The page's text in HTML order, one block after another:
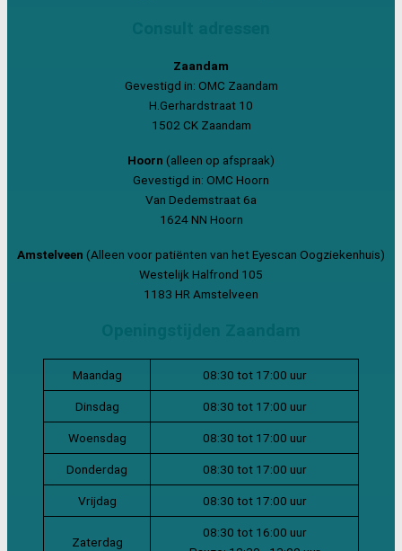
Zaandam
Gevestigd in: OMC Zaandam
H.Gerhardstraat 10
1502 CK Zaandam
Hoorn (alleen op afspraak)
Gevestigd in: OMC Hoorn
Van Dedemstraat 6a
1624 NN Hoorn
Amstelveen (Alleen voor patiënten van het Eyescan Oogziekenhuis)
Westelijk Halfrond 105
1183 HR Amstelveen
Maandag 08:30 tot 17:00 uur
Dinsdag 08:30 tot 17:00 uur
Woensdag 08:30 tot 17:00 uur
Donderdag 08:30 tot 17:00 uur
Vrijdag 08:30 tot 17:00 uur
Zaterdag
08:30 tot 16:00 uur